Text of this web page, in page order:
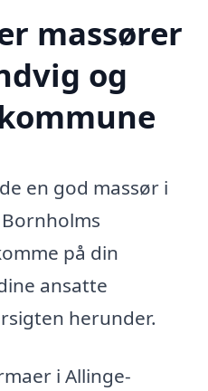
massører
og
en god massør i
på din
ansatte
herunder.
i Allinge-